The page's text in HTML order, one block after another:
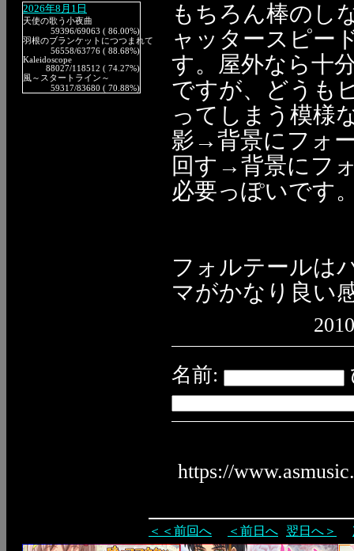
2026年8月1日
天使の歌う小夜曲
59396/69063 ( 86.00%)
羽根のブランケットにつつまれて
56558/63776 ( 88.68%)
Kaleidoscope
88027/118512 ( 74.27%)
風～スタートライン～
59317/83680 ( 70.88%)
もちろん棒のし
ャッタースピー
す。屋外なら十
ですが、どうも
ってしまう模様
影→背景にフォ
回す→背景にフ
必要っぽいです
フォルテールは
マがかなり良い
名前:
https://
＜＜前回へ ＜前日へ 翌日へ＞